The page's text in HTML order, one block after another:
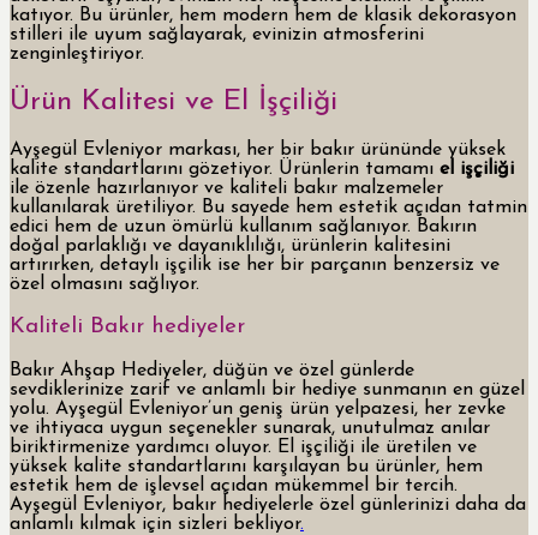
katıyor. Bu ürünler, hem modern hem de klasik dekorasyon
stilleri ile uyum sağlayarak, evinizin atmosferini
zenginleştiriyor.
Ürün Kalitesi ve El İşçiliği
Ayşegül Evleniyor markası, her bir bakır ürününde yüksek
kalite standartlarını gözetiyor. Ürünlerin tamamı el işçiliği
ile özenle hazırlanıyor ve kaliteli bakır malzemeler
kullanılarak üretiliyor. Bu sayede hem estetik açıdan tatmin
edici hem de uzun ömürlü kullanım sağlanıyor. Bakırın
doğal parlaklığı ve dayanıklılığı, ürünlerin kalitesini
artırırken, detaylı işçilik ise her bir parçanın benzersiz ve
özel olmasını sağlıyor.
Kaliteli Bakır hediyeler
Bakır Ahşap Hediyeler, düğün ve özel günlerde
sevdiklerinize zarif ve anlamlı bir hediye sunmanın en güzel
yolu. Ayşegül Evleniyor’un geniş ürün yelpazesi, her zevke
ve ihtiyaca uygun seçenekler sunarak, unutulmaz anılar
biriktirmenize yardımcı oluyor. El işçiliği ile üretilen ve
yüksek kalite standartlarını karşılayan bu ürünler, hem
estetik hem de işlevsel açıdan mükemmel bir tercih.
Ayşegül Evleniyor, bakır hediyelerle özel günlerinizi daha da
anlamlı kılmak için sizleri bekliyor.